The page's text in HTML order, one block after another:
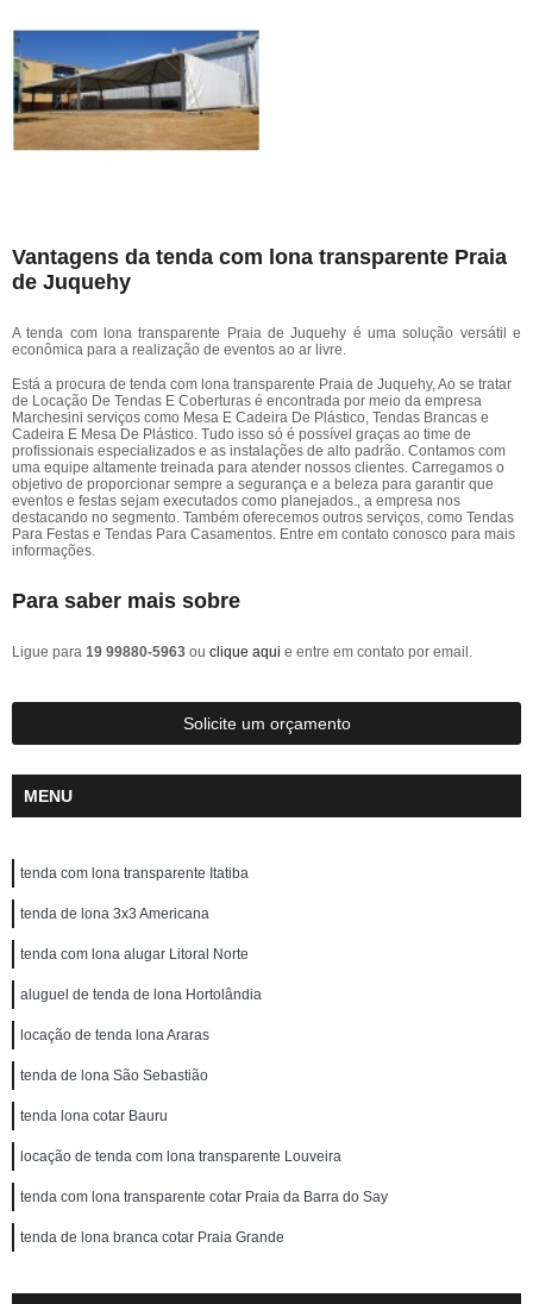
Vantagens da tenda com lona transparente Praia
de Juquehy
A tenda com lona transparente Praia de Juquehy é uma solução versátil e
econômica para a realização de eventos ao ar livre.
Está a procura de tenda com lona transparente Praia de Juquehy, Ao se tratar
de Locação De Tendas E Coberturas é encontrada por meio da empresa
Marchesini serviços como Mesa E Cadeira De Plástico, Tendas Brancas e
Cadeira E Mesa De Plástico. Tudo isso só é possível graças ao time de
profissionais especializados e as instalações de alto padrão. Contamos com
uma equipe altamente treinada para atender nossos clientes. Carregamos o
objetivo de proporcionar sempre a segurança e a beleza para garantir que
eventos e festas sejam executados como planejados., a empresa nos
destacando no segmento. Também oferecemos outros serviços, como Tendas
Para Festas e Tendas Para Casamentos. Entre em contato conosco para mais
informações.
Para saber mais sobre
Ligue para 19 99880-5963 ou clique aqui e entre em contato por email.
Solicite um orçamento
MENU
tenda com lona transparente Itatiba
tenda de lona 3x3 Americana
tenda com lona alugar Litoral Norte
aluguel de tenda de lona Hortolândia
locação de tenda lona Araras
tenda de lona São Sebastião
tenda lona cotar Bauru
locação de tenda com lona transparente Louveira
tenda com lona transparente cotar Praia da Barra do Say
tenda de lona branca cotar Praia Grande